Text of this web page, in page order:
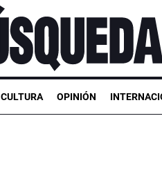
CULTURA OPINIÓN